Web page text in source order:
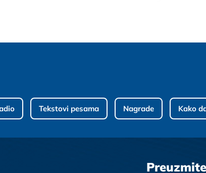
Tekstovi pesama Nagrade Kako